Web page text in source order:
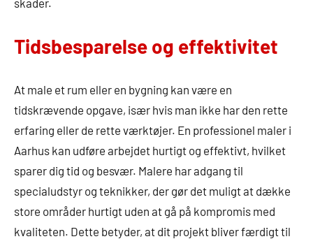
skader.
Tidsbesparelse og effektivitet
At male et rum eller en bygning kan være en
tidskrævende opgave, især hvis man ikke har den rette
erfaring eller de rette værktøjer. En professionel maler i
Aarhus kan udføre arbejdet hurtigt og effektivt, hvilket
sparer dig tid og besvær. Malere har adgang til
specialudstyr og teknikker, der gør det muligt at dække
store områder hurtigt uden at gå på kompromis med
kvaliteten. Dette betyder, at dit projekt bliver færdigt til